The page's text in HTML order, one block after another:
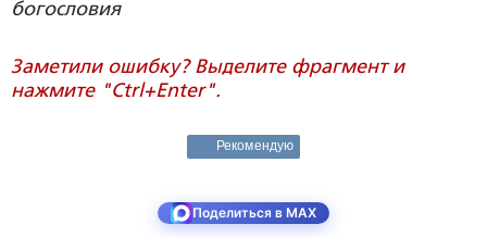
богословия
Заметили ошибку? Выделите фрагмент и
нажмите "Ctrl+Enter".
Рекомендую
Поделиться в MAX